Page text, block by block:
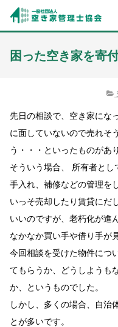
困った空き家を寄
先日の相談で、空き家にな
に面していないので売れそ
う・・・といったものがあ
そういう場合、 所有者と
手入れ、補修などの管理を
いっそ売却したり賃貸にだ
いいのですが、老朽化が進
なかなか買い手や借り手が
今回相談を受けた物件につ
てもらうか、どうしようも
か、というものでした。
しかし、多くの場合、自治
とが多いです。